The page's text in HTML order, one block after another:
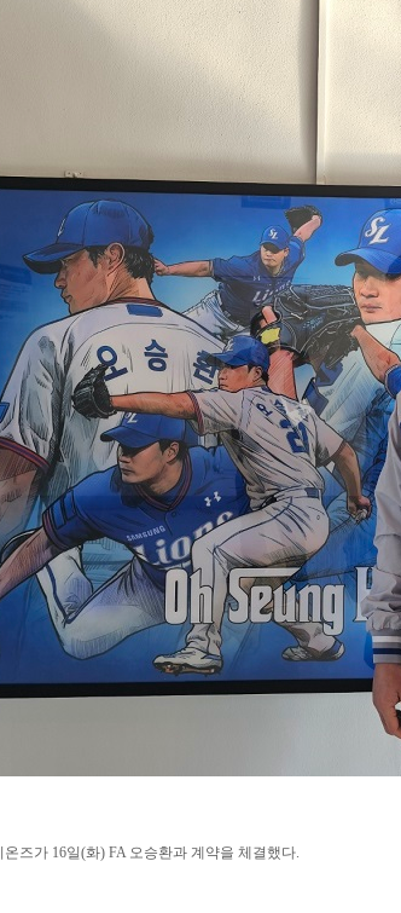
온즈가 16일(화) FA 오승환과 계약을 체결했다.